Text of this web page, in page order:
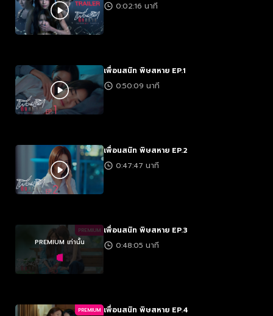
0:02:16 นาที
เพื่อนสนิท พิษสหาย EP.1
0:50:09 นาที
เพื่อนสนิท พิษสหาย EP.2
0:47:47 นาที
PREMIUM
PREMIUM เท่านั้น
เพื่อนสนิท พิษสหาย EP.3
0:48:05 นาที
PREMIUM เพื่อนสนิท พิษสหาย EP.4